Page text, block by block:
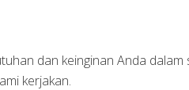
dan keinginan Anda dalam
kerjakan.